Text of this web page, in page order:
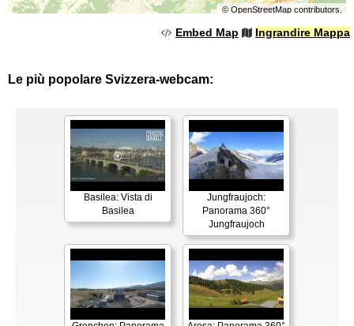
© OpenStreetMapcontributors.
Embed Map Ingrandire Mappa
Le più popolare Svizzera-webcam:
Basilea: Vista di
Basilea
Jungfraujoch:
Panorama 360°
Jungfraujoch